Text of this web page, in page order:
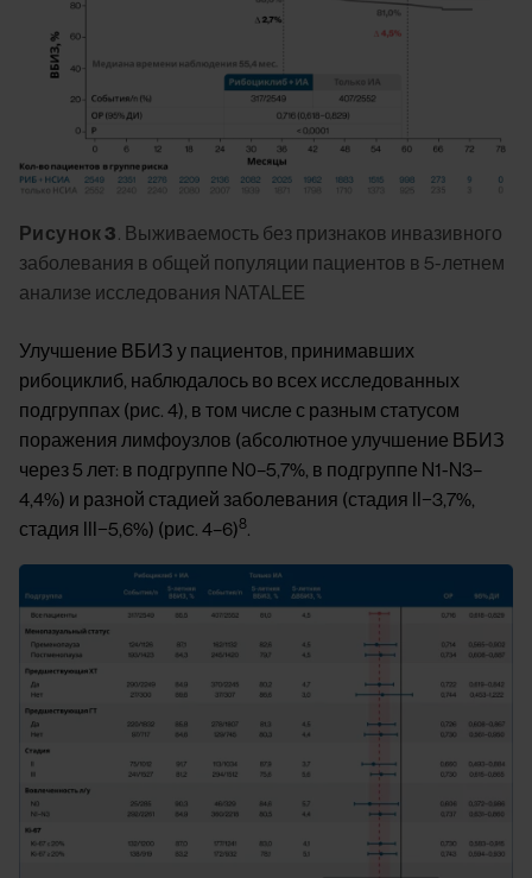
Рисунок 3. Выживаемость без признаков инвазивного
заболевания в общей популяции пациентов в 5-летнем
анализе исследования NATALEE
Улучшение ВБИЗ у пациентов, принимавших
рибоциклиб, наблюдалось во всех исследованных
подгруппах (рис. 4), в том числе с разным статусом
поражения лимфоузлов (абсолютное улучшение ВБИЗ
через 5 лет: в подгруппе N0–5,7%, в подгруппе N1-N3–
4,4%) и разной стадией заболевания (стадия II−3,7%,
стадия III−5,6%) (рис. 4–6)8.